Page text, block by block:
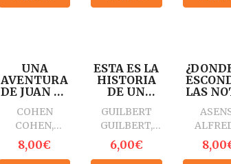
UNA
AVENTURA
DE JUAN EL
EL VÍRUS
DEL AMOR
COHEN
COHEN,
LAURIE
8,00€
ESTA ES LA
HISTORIA
DE UN
GUILBERT
GUILBERT,
NANCY
6,00€
LAS